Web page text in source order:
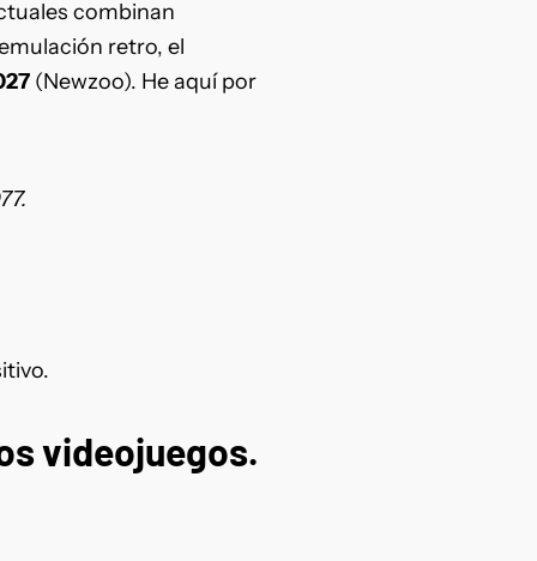
combinan
retro, el
(Newzoo). He aquí por
videojuegos.